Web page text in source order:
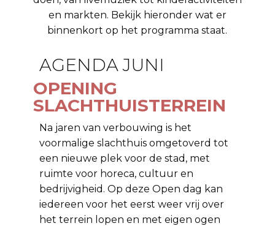
en markten. Bekijk hieronder wat er
binnenkort op het programma staat.
AGENDA JUNI
OPENING
SLACHTHUISTERREIN
Na jaren van verbouwing is het
voormalige slachthuis omgetoverd tot
een nieuwe plek voor de stad, met
ruimte voor horeca, cultuur en
bedrijvigheid. Op deze Open dag kan
iedereen voor het eerst weer vrij over
het terrein lopen en met eigen ogen